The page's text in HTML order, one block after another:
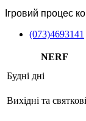
Ігровий процес
(073)4693141
NERF
Будні дні
Вихідні та